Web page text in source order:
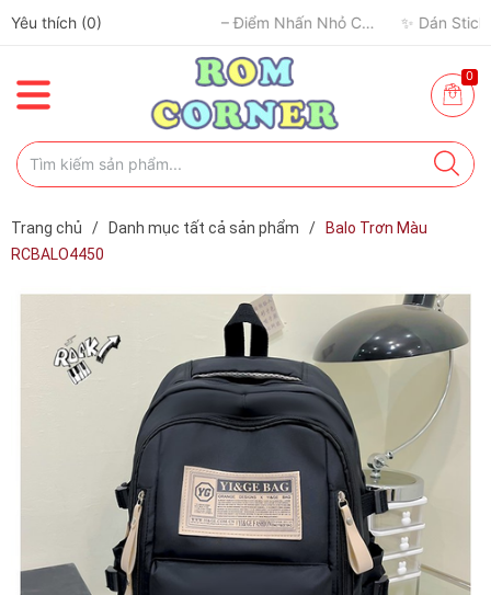
Yêu thích (0)
0
Trang chủ / Danh mục tất cả sản phẩm /
Balo Trơn Màu
RCBALO4450